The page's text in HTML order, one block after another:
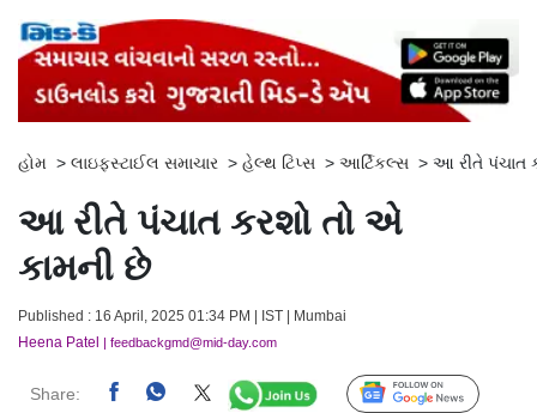
હોમ > લાઇફસ્ટાઈલ સમાચાર > હેલ્થ ટિપ્સ > આર્ટિકલ્સ > આ રીતે પંચાત
આ રીતે પંચાત કરશો તો એ
કામની છે
Published : 16 April, 2025 01:34 PM | IST | Mumbai
Heena Patel
| feedbackgmd@mid-day.com
Share: Follow Us